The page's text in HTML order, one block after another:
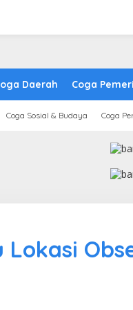
Daerah Coga
Coga Sosial & Budaya Coga